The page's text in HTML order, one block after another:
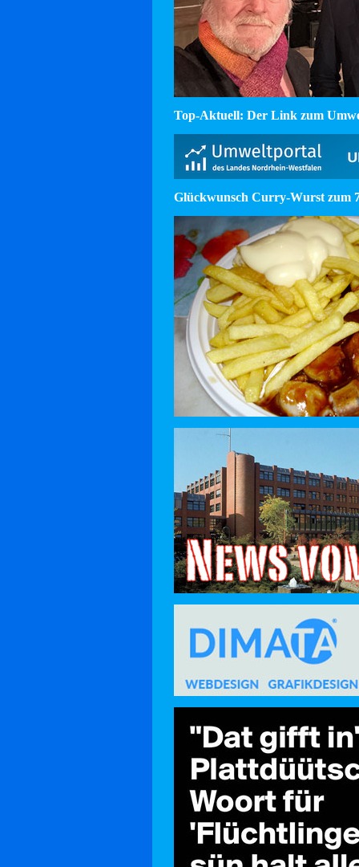
Top-Aktuell: Der Link zum
Glückwunsch Curry-Wurst zum